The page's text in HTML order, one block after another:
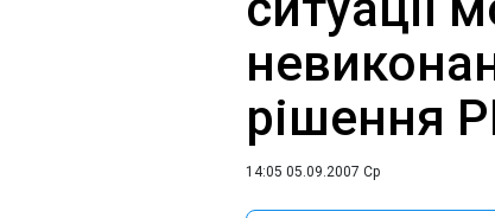
рішення
14:05 05.09.2007 Ср